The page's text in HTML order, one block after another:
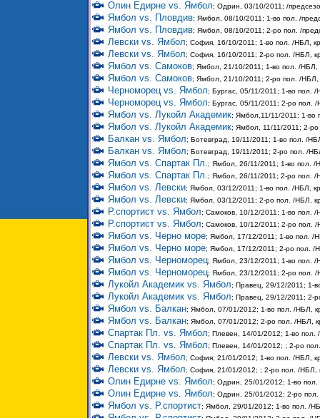
Олин Едирне vs. Ямбол; Одрин, 03/10/2011; /
Ямбол vs. Пловдив; Ямбол, 08/10/2011; 1-во пол. /
Ямбол vs. Пловдив; Ямбол, 08/10/2011; 2-ро пол. /
Левски vs. Ямбол; София, 16/10/2011; 1-во пол. /НБЛ,
Левски vs. Ямбол; София, 16/10/2011; 2-ро пол. /НБЛ,
Ямбол vs. Самоков; Ямбол, 21/10/2011; 1-во пол. /НБЛ,
Ямбол vs. Самоков; Ямбол, 21/10/2011; 2-ро пол. /НБЛ,
Черноморец vs. Ямбол; Бургас, 05/11/2011; 1-во пол. /
Черноморец vs. Ямбол; Бургас, 05/11/2011; 2-ро пол. /
Ямбол vs. Лукойл Академик; Ямбол,11/11/2011; 1-во
Ямбол vs. Лукойл Академик; Ямбол, 11/11/2011; 2-
Балкан vs. Ямбол; Ботевград, 19/11/2011; 1-во пол. /
Балкан vs. Ямбол; Ботевград, 19/11/2011; 2-ро пол. /
Ямбол vs. Спартак Пл.; Ямбол, 26/11/2011; 1-во пол. /
Ямбол vs. Спартак Пл.; Ямбол, 26/11/2011; 2-ро пол. /
Ямбол vs. Левски; Ямбол, 03/12/2011; 1-во пол. /НБЛ,
Ямбол vs. Левски; Ямбол, 03/12/2011; 2-ро пол. /НБЛ,
Р.спортист vs. Ямбол; Самоков, 10/12/2011; 1-во пол. /
Р.спортист vs. Ямбол; Самоков, 10/12/2011; 2-ро пол. /
Ямбол vs. Черно море; Ямбол, 17/12/2011; 1-во пол. /
Ямбол vs. Черно море; Ямбол, 17/12/2011; 2-ро пол. /
Ямбол vs. Черноморец; Ямбол, 23/12/2011; 1-во пол. /
Ямбол vs. Черноморец; Ямбол, 23/12/2011; 2-ро пол. /
Лукойл Академик vs. Ямбол; Правец, 29/12/2011; 1-
Лукойл Академик vs. Ямбол; Правец, 29/12/2011; 2-
Ямбол vs. Балкан; Ямбол, 07/01/2012; 1-во пол. /НБЛ,
Ямбол vs. Балкан; Ямбол, 07/01/2012; 2-ро пол. /НБЛ,
Спартак Пл. vs. Ямбол; Плевен, 14/01/2012; 1-во пол.
Спартак Пл. vs. Ямбол; Плевен, 14/01/2012; ; 2-ро
Левски vs. Ямбол; София, 21/01/2012; 1-во пол. /НБЛ,
Левски vs. Ямбол; София, 21/01/2012; ; 2-ро пол. /НБЛ,
Олин Едирне vs. Ямбол; Одрин, 25/01/2012; 1-во пол.
Олин Едирне vs. Ямбол; Одрин, 25/01/2012; 2-ро пол.
Ямбол vs. Р.спортист; Ямбол, 29/01/2012; 1-во пол. /